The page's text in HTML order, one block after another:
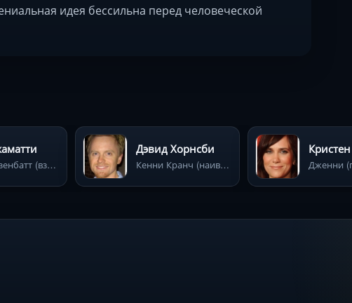
идея бессильна перед человеческой
Рик Хейзенбатт (взрывной и циничный инженер-перфекционист)
Дэвид Хорнсби
Кенни Кранч (наивный и неудачливый энтузиаст, третий партнер)